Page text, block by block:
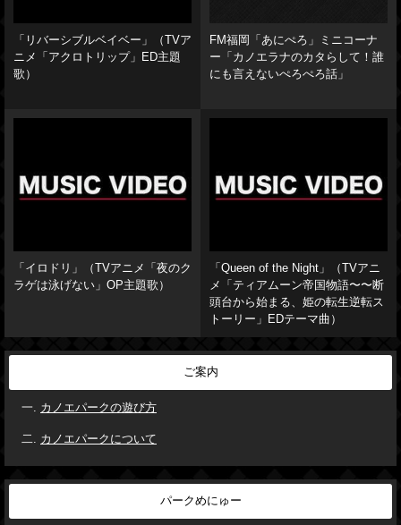
「リバーシブルベイベー」（TVア
ニメ「アクロトリップ」ED主題
歌）
FM福岡「あにぺろ」ミニコーナ
ー「カノエラナのカタらして！誰
にも言えないぺろぺろ話」
「イロドリ」（TVアニメ「夜のク
ラゲは泳げない」OP主題歌）
「Queen of the Night」（TVアニ
メ「ティアムーン帝国物語〜〜断
頭台から始まる、姫の転生逆転ス
トーリー」EDテーマ曲）
ご案内
カノエパークの遊び方
カノエパークについて
パークめにゅー